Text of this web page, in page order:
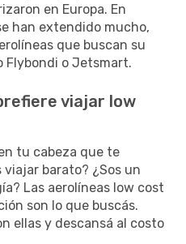
en Europa. En
han extendido mucho,
que buscan su
Flybondi o Jetsmart.
viajar low
tu cabeza que te
barato? ¿Sos un
Las aerolíneas low cost
son lo que buscás.
ellas y descansá al costo